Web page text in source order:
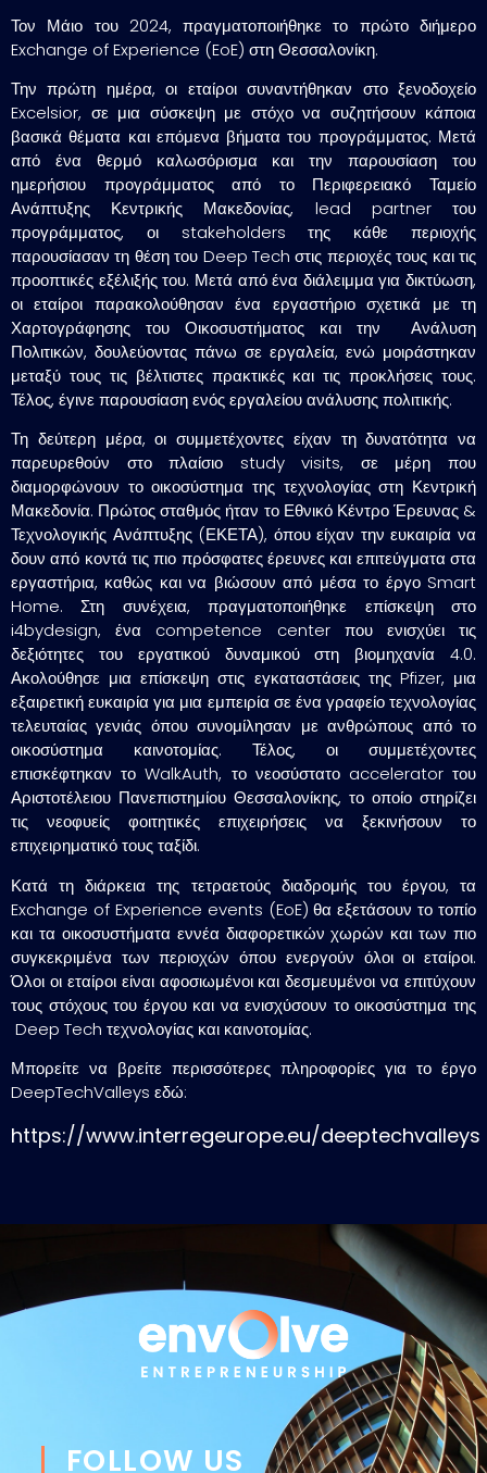
Τον Μάιο του 2024, πραγματοποιήθηκε το πρώτο διήμερο
Exchange of Experience (EoE) στη Θεσσαλονίκη.
Την πρώτη ημέρα, οι εταίροι συναντήθηκαν στο ξενοδοχείο
Excelsior, σε μια σύσκεψη με στόχο να συζητήσουν κάποια
βασικά θέματα και επόμενα βήματα του προγράμματος. Μετά
από ένα θερμό καλωσόρισμα και την παρουσίαση του
ημερήσιου προγράμματος από το Περιφερειακό Ταμείο
Ανάπτυξης Κεντρικής Μακεδονίας, lead partner του
προγράμματος, οι stakeholders της κάθε περιοχής
παρουσίασαν τη θέση του Deep Tech στις περιοχές τους και τις
προοπτικές εξέλιξής του. Μετά από ένα διάλειμμα για δικτύωση,
οι εταίροι παρακολούθησαν ένα εργαστήριο σχετικά με τη
Χαρτογράφησης του Οικοσυστήματος και την Ανάλυση
Πολιτικών, δουλεύοντας πάνω σε εργαλεία, ενώ μοιράστηκαν
μεταξύ τους τις βέλτιστες πρακτικές και τις προκλήσεις τους.
Τέλος, έγινε παρουσίαση ενός εργαλείου ανάλυσης πολιτικής.
Τη δεύτερη μέρα, οι συμμετέχοντες είχαν τη δυνατότητα να
παρευρεθούν στο πλαίσιο study visits, σε μέρη που
διαμορφώνουν το οικοσύστημα της τεχνολογίας στη Κεντρική
Μακεδονία. Πρώτος σταθμός ήταν το Εθνικό Κέντρο Έρευνας &
Τεχνολογικής Ανάπτυξης (ΕΚΕΤΑ), όπου είχαν την ευκαιρία να
δουν από κοντά τις πιο πρόσφατες έρευνες και επιτεύγματα στα
εργαστήρια, καθώς και να βιώσουν από μέσα το έργο Smart
Home. Στη συνέχεια, πραγματοποιήθηκε επίσκεψη στο
i4bydesign, ένα competence center που ενισχύει τις
δεξιότητες του εργατικού δυναμικού στη βιομηχανία 4.0.
Ακολούθησε μια επίσκεψη στις εγκαταστάσεις της Pfizer, μια
εξαιρετική ευκαιρία για μια εμπειρία σε ένα γραφείο τεχνολογίας
τελευταίας γενιάς όπου συνομίλησαν με ανθρώπους από το
οικοσύστημα καινοτομίας. Τέλος, οι συμμετέχοντες
επισκέφτηκαν το WalkAuth, το νεοσύστατο accelerator του
Αριστοτέλειου Πανεπιστημίου Θεσσαλονίκης, το οποίο στηρίζει
τις νεοφυείς φοιτητικές επιχειρήσεις να ξεκινήσουν το
επιχειρηματικό τους ταξίδι.
Κατά τη διάρκεια της τετραετούς διαδρομής του έργου, τα
Exchange of Experience events (EoE) θα εξετάσουν το τοπίο
και τα οικοσυστήματα εννέα διαφορετικών χωρών και των πιο
συγκεκριμένα των περιοχών όπου ενεργούν όλοι οι εταίροι.
Όλοι οι εταίροι είναι αφοσιωμένοι και δεσμευμένοι να επιτύχουν
τους στόχους του έργου και να ενισχύσουν το οικοσύστημα της
Deep Tech τεχνολογίας και καινοτομίας.
Μπορείτε να βρείτε περισσότερες πληροφορίες για το έργο
DeepTechValleys εδώ:
https://www.interregeurope.eu/deeptechvalleys
FOLLOW US